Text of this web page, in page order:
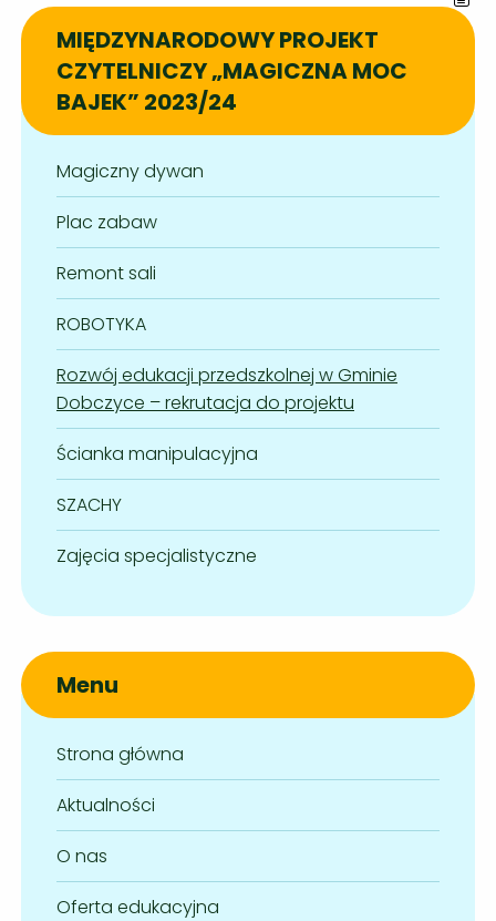
MIĘDZYNARODOWY PROJEKT
CZYTELNICZY „MAGICZNA MOC
BAJEK” 2023/24
Magiczny dywan
Plac zabaw
Remont sali
ROBOTYKA
Rozwój edukacji przedszkolnej w Gminie
Dobczyce – rekrutacja do projektu
Ścianka manipulacyjna
SZACHY
Zajęcia specjalistyczne
Menu
Strona główna
Aktualności
O nas
Oferta edukacyjna